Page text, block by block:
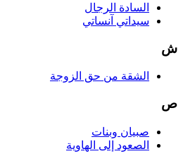
السادة الرجال
سيداتي آنساتي
ش
الشقة من حق الزوجة
ص
صبيان وبنات
الصعود إلى الهاوية